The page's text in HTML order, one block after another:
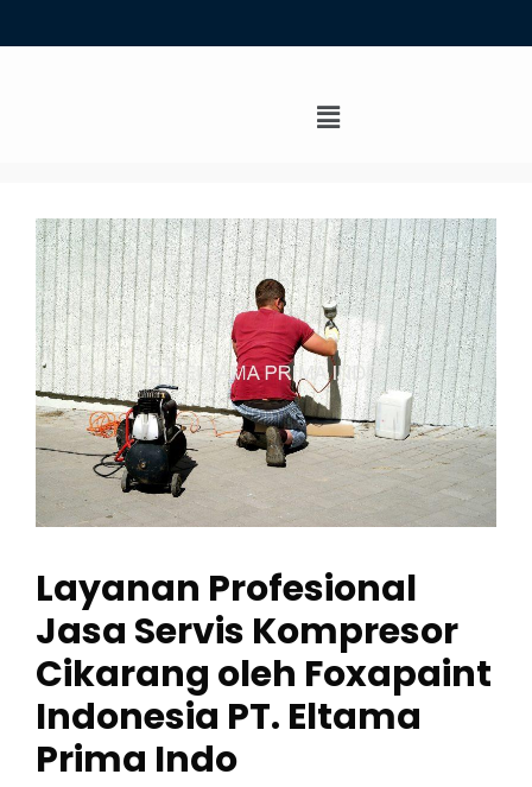
Layanan Profesional
Jasa Servis Kompresor
Cikarang oleh Foxapaint
Indonesia PT. Eltama
Prima Indo